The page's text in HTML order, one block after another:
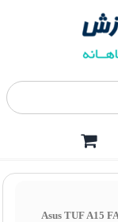
Asus TUF A15